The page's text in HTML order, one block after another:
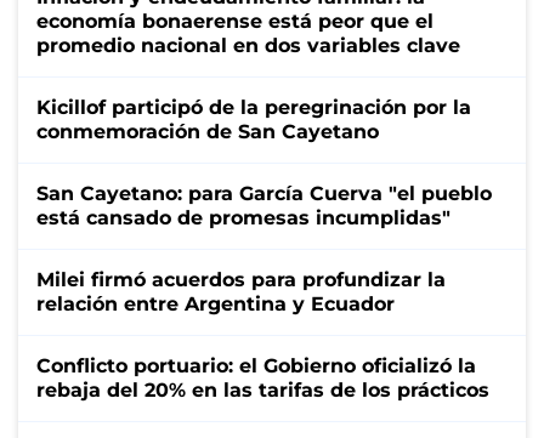
economía bonaerense está peor que el
promedio nacional en dos variables clave
Kicillof participó de la peregrinación por la
conmemoración de San Cayetano
San Cayetano: para García Cuerva "el pueblo
está cansado de promesas incumplidas"
Milei firmó acuerdos para profundizar la
relación entre Argentina y Ecuador
Conflicto portuario: el Gobierno oficializó la
rebaja del 20% en las tarifas de los prácticos